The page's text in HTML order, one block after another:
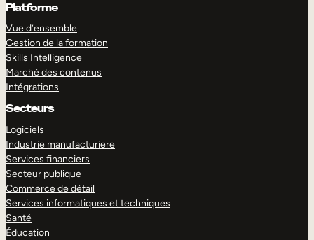
Platforme
Vue d’ensemble
Gestion de la formation
Skills Intelligence
Marché des contenus
Intégrations
Secteurs
Logiciels
Industrie manufacturiere
Services financiers
Secteur publique
Commerce de détail
Services informatiques et techniques
Santé
Éducation